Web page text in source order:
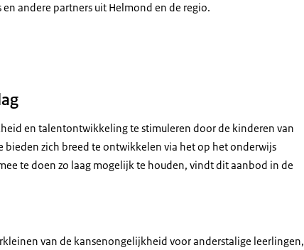
andere partners uit Helmond en de regio.
en talentontwikkeling te stimuleren door de kinderen van
zich breed te ontwikkelen via het op het onderwijs
te doen zo laag mogelijk te houden, vindt dit aanbod in de
van de kansenongelijkheid voor anderstalige leerlingen,